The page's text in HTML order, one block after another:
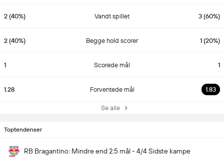
2 (40%) Vandt spillet 3 (60%)
2 (40%) Begge hold scorer 1 (20%)
1 Scorede mål 1
1.28 Forventede mål 1.83
Se alle
Toptendenser
RB Bragantino: Mindre end 2.5 mål - 4/4 Sidste kampe